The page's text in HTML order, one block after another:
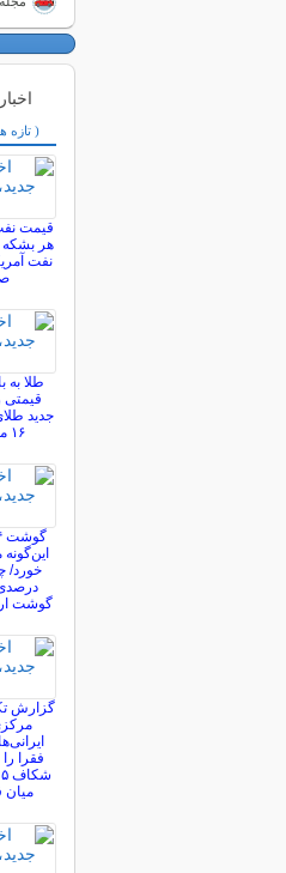
اخبار
( تازه
هر بشکه
نفت
طلا به
جدید
۱۶ مرداد ۱۴۰۵
گوشت
گزارش
فقرا
میان